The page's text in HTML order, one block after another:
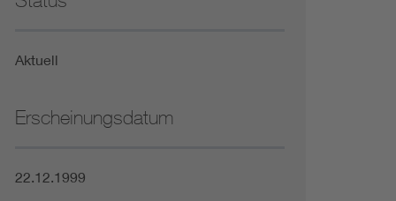
Not- und Sicherheitsbeleuchtung
Aktuell
Erscheinungsdatum
22.12.1999